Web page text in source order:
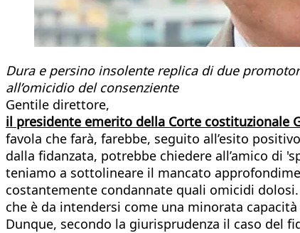
Dura e persino insolente replica di due
all’omicidio del consenziente
Gentile direttore,
il presidente emerito della Corte costituzionale
favola che farà, farebbe, seguito all’esito
dalla fidanzata, potrebbe chiedere all’amico di
teniamo a sottolineare il mancato
costantemente condannate quali omicidi
che è da intendersi come una minorata
Dunque, secondo la giurisprudenza il caso del